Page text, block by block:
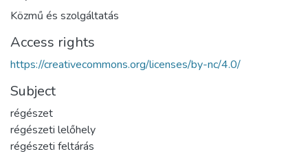
Közmű és szolgáltatás
Access rights
https://creativecommons.org/licenses/by-nc/4.0/
Subject
régészet
régészeti lelőhely
régészeti feltárás